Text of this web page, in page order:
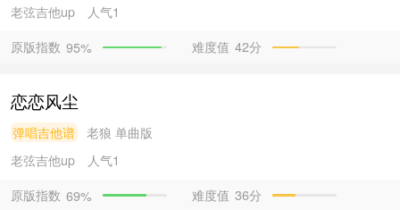
老弦吉他up
人气1
原版指数 95% 难度值 42分
恋恋风尘
弹唱吉他谱 老狼 单曲版
老弦吉他up
人气1
原版指数 69% 难度值 36分